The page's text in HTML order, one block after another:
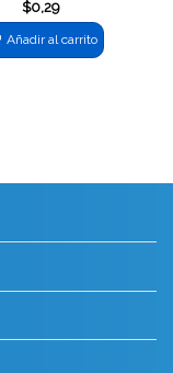
$0,29
Añadir al carrito